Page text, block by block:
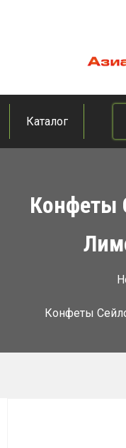
Азиатская лавка
Продукты из восточно-
Каталог
Конфеты
Конфеты